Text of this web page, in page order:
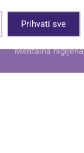
Prihvati sve
Oximoron
Mentalno zdravlje
Mentalna higijena